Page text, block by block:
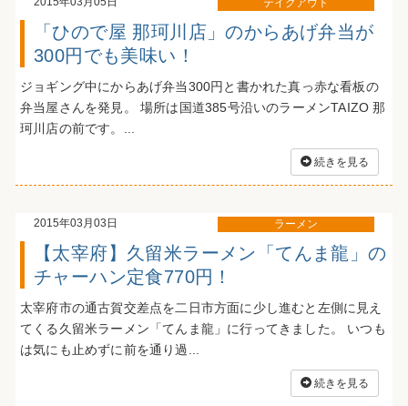
「ひので屋 那珂川店」のからあげ弁当が
300円でも美味い！
ジョギング中にからあげ弁当300円と書かれた真っ赤な看板の
弁当屋さんを発見。 場所は国道385号沿いのラーメンTAIZO 那
珂川店の前です。...
続きを見る
2015年03月03日 ラーメン
【太宰府】久留米ラーメン「てんま龍」の
チャーハン定食770円！
太宰府市の通古賀交差点を二日市方面に少し進むと左側に見え
てくる久留米ラーメン「てんま龍」に行ってきました。 いつも
は気にも止めずに前を通り過...
続きを見る